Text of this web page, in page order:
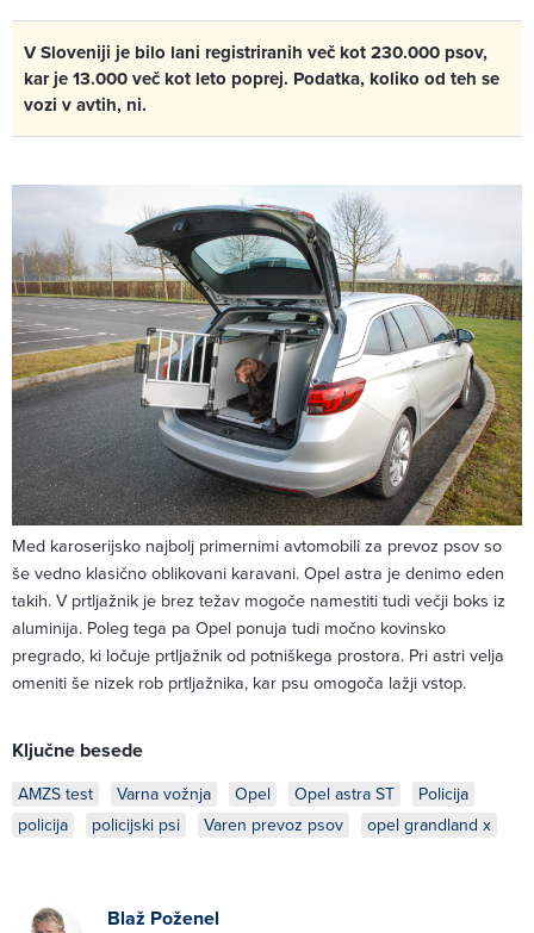
V Sloveniji je bilo lani registriranih več kot 230.000 psov,
kar je 13.000 več kot leto poprej. Podatka, koliko od teh se
vozi v avtih, ni.
Med karoserijsko najbolj primernimi avtomobili za prevoz psov so
še vedno klasično oblikovani karavani. Opel astra je denimo eden
takih. V prtljažnik je brez težav mogoče namestiti tudi večji boks iz
aluminija. Poleg tega pa Opel ponuja tudi močno kovinsko
pregrado, ki ločuje prtljažnik od potniškega prostora. Pri astri velja
omeniti še nizek rob prtljažnika, kar psu omogoča lažji vstop.
Ključne besede
AMZS test Varna vožnja Opel Opel astra ST
Policija
policija
policijski psi Varen prevoz psov opel grandland x
Blaž Poženel